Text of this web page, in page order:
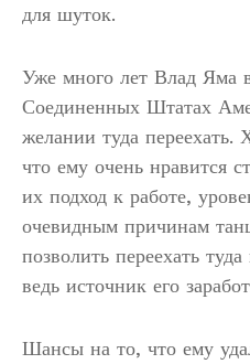
для шуток.
Уже много лет Влад Яма
Соединенных Штатах
желании туда переехать.
что ему очень нравится
их подход к работе,
очевидным причинам
позволить переехать
ведь источник его
Шансы на то, что ему